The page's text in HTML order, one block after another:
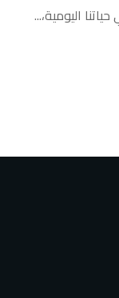
اليومية،...